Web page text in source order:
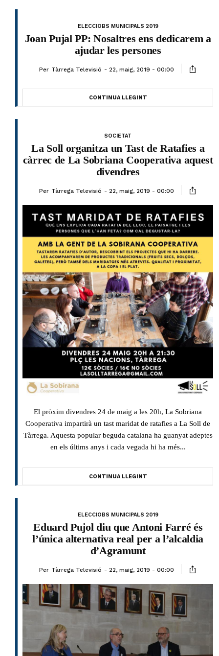
ELECCIOBS MUNICIPALS 2019
Joan Pujal PP: Nosaltres ens dedicarem a
ajudar les persones
Per Tàrrega Televisió 22, maig, 2019 - 00:00
CONTINUA LLEGINT
SOCIETAT
La Soll organitza un Tast de Ratafies a
càrrec de La Sobriana Cooperativa aquest
divendres
Per Tàrrega Televisió 22, maig, 2019 - 00:00
El pròxim divendres 24 de maig a les 20h, La Sobriana
Cooperativa impartirà un tast maridat de ratafies a La Soll de
Tàrrega. Aquesta popular beguda catalana ha guanyat adeptes
en els últims anys i cada vegada hi ha més...
CONTINUA LLEGINT
ELECCIOBS MUNICIPALS 2019
Eduard Pujol diu que Antoni Farré és
l’única alternativa real per a l’alcaldia
d’Agramunt
Per Tàrrega Televisió 22, maig, 2019 - 00:00